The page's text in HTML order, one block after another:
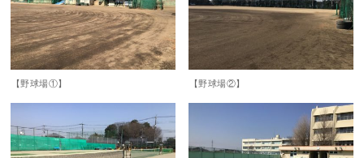
【野球場①】 【野球場②】